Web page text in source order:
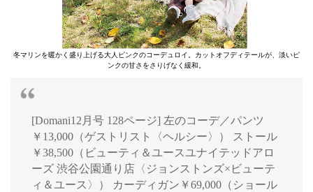
冬マリンを暖かく盛り上げる大人ピンクのコーデュロイ。カットオフディテールが、淡いピ
ンクの甘さをさりげなく緩和。
[Domani12月号 128ページ] 左のコーデ／パンツ
￥13,000（ゲストリスト〈ヘルシー〉） ストール
￥38,500（ビューティ＆ユースユナイテッドアロ
ーズ 渋谷公園通り店〈ジョンストンズ×ビューテ
ィ＆ユース〉） カーディガン￥69,000（ショール